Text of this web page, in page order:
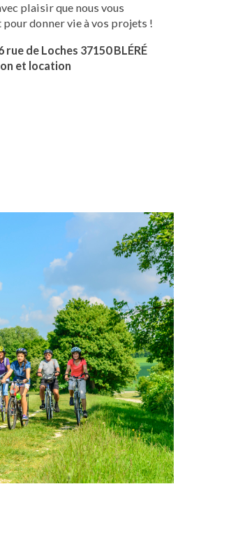
plaisir que nous vous
donner vie à vos projets !
de Loches 37150 BLÉRÉ
et location